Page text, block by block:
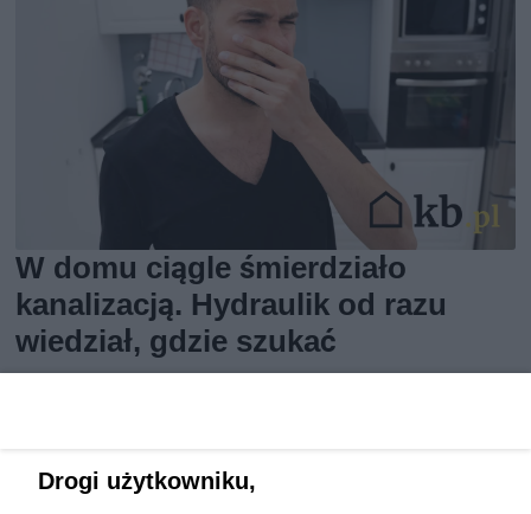
W domu ciągle śmierdziało
kanalizacją. Hydraulik od razu
wiedział, gdzie szukać
Drogi użytkowniku,